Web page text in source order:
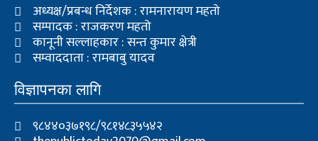
अध्यक्ष/प्रबन्ध निर्देशक : रामनारायण महतो
सम्पादक : राजकरण महतो
कानूनी सल्लाहकार : सन्त कुमार क्षेत्री
सम्वाददाता : रामबाबु यादव
विज्ञापनका लागि
९८४४०३७१९८/९८१४८३५५४२